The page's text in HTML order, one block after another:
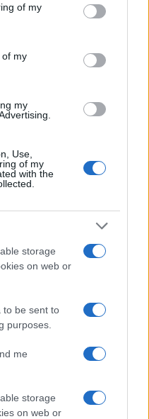
You may click to
its third-party tags to
in below Google
of my
of my
my
Use,
of my
with the
storage
on web or
to be sent to
purposes.
me
storage
on web or